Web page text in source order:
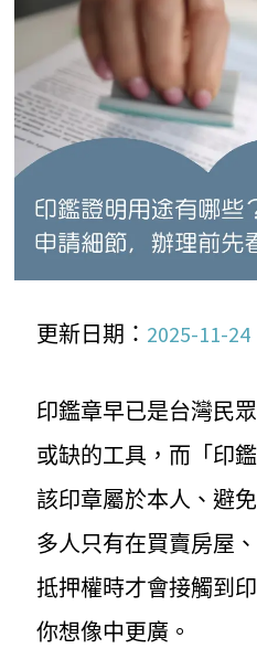
更新日期： 2025-11-24
印鑑章早已是台灣民
或缺的工具，而「印
該印章屬於本人、避
多人只有在買賣房屋
抵押權時才會接觸到
你想像中更廣。